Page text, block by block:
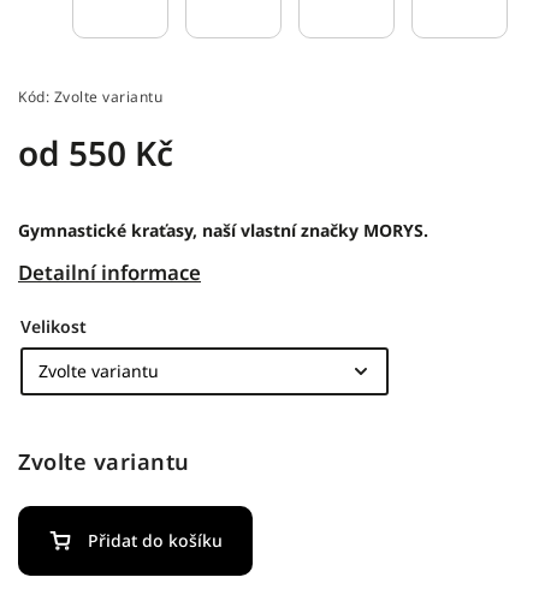
Kód: Zvolte variantu
od 550 Kč
Gymnastické kraťasy, naší vlastní značky MORYS.
Detailní informace
Velikost
Zvolte variantu
Přidat do košíku